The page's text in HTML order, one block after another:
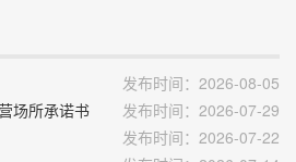
发布时间：2026-08-05
场所承诺书
发布时间：2026-07-29
发布时间：2026-07-22